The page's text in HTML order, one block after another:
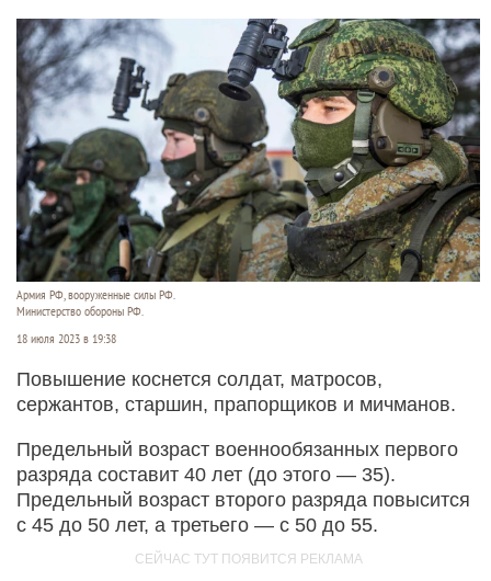
Армия РФ, вооруженные силы РФ.
Министерство обороны РФ.
18 июля 2023 в 19:38
Повышение коснется солдат, матросов,
сержантов, старшин, прапорщиков и мичманов.
Предельный возраст военнообязанных первого
разряда составит 40 лет (до этого — 35).
Предельный возраст второго разряда повысится
с 45 до 50 лет, а третьего — с 50 до 55.